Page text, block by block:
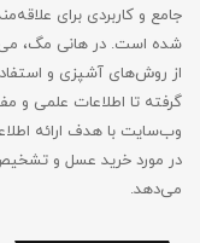
جامع و کاربردی برای
شده است. در هانی مگ،
از روش‌های آشپزی و
گرفته تا اطلاعات علمی و
وب‌سایت با هدف ارائه
در مورد خرید عسل و تشخیص
می‌دهد.